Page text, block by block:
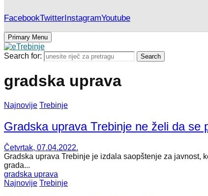
FacebookTwitterInstagramYoutube
Primary Menu
Search for: Search
gradska uprava
Najnovije Trebinje
Gradska uprava Trebinje ne želi da se
Četvrtak, 07.04.2022.
Gradska uprava Trebinje je izdala saopštenje za
grada...
gradska uprava
Najnovije Trebinje